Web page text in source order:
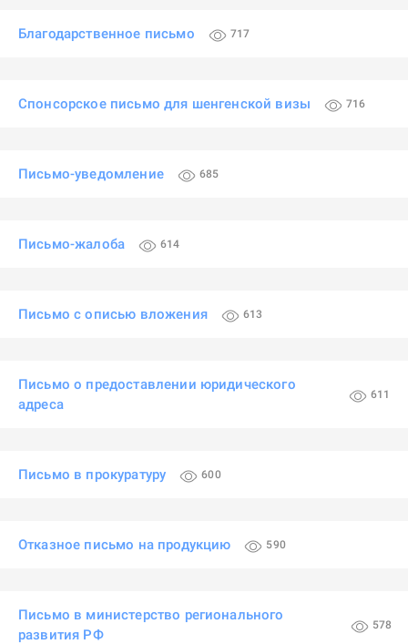
Благодарственное письмо 717
Спонсорское письмо для шенгенской визы 716
Письмо-уведомление 685
Письмо-жалоба 614
Письмо с описью вложения 613
Письмо о предоставлении юридического
адреса
611
Письмо в прокуратуру 600
Отказное письмо на продукцию 590
Письмо в министерство регионального
развития РФ
578